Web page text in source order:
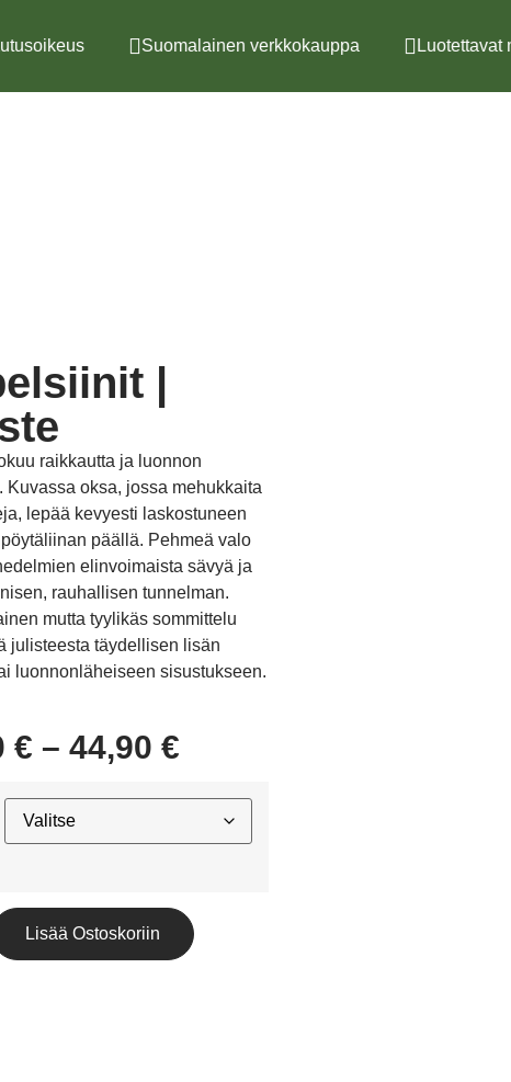
Suomalainen verkkokauppa Luotettavat
|
raikkautta ja luonnon
Kuvassa oksa, jossa mehukkaita
lepää kevyesti laskostuneen
päällä. Pehmeä valo
elinvoimaista sävyä ja
rauhallisen tunnelman.
mutta tyylikäs sommittelu
julisteesta täydellisen lisän
luonnonläheiseen sisustukseen.
€ – 44,90€
Lisää Ostoskoriin